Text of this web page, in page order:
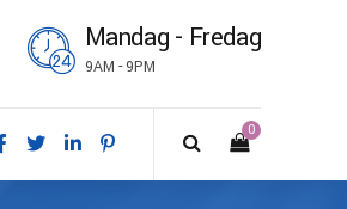
Mandag - Fredag
9AM - 9PM
0